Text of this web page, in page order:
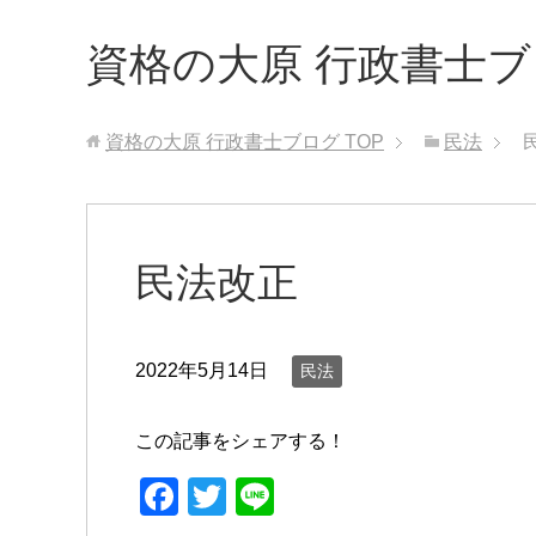
資格の大原 行政書士
資格の大原 行政書士ブログ TOP 民法
民法改正
2022年5月14日 民法
この記事をシェアする！
F
T